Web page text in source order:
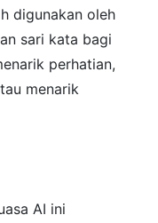
digunakan oleh
sari kata bagi
perhatian,
menarik
AI ini